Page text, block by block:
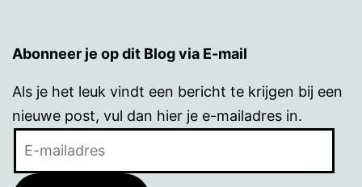
Abonneer je op dit Blog via E-mail
Als je het leuk vindt een bericht te krijgen bij een
nieuwe post, vul dan hier je e-mailadres in.